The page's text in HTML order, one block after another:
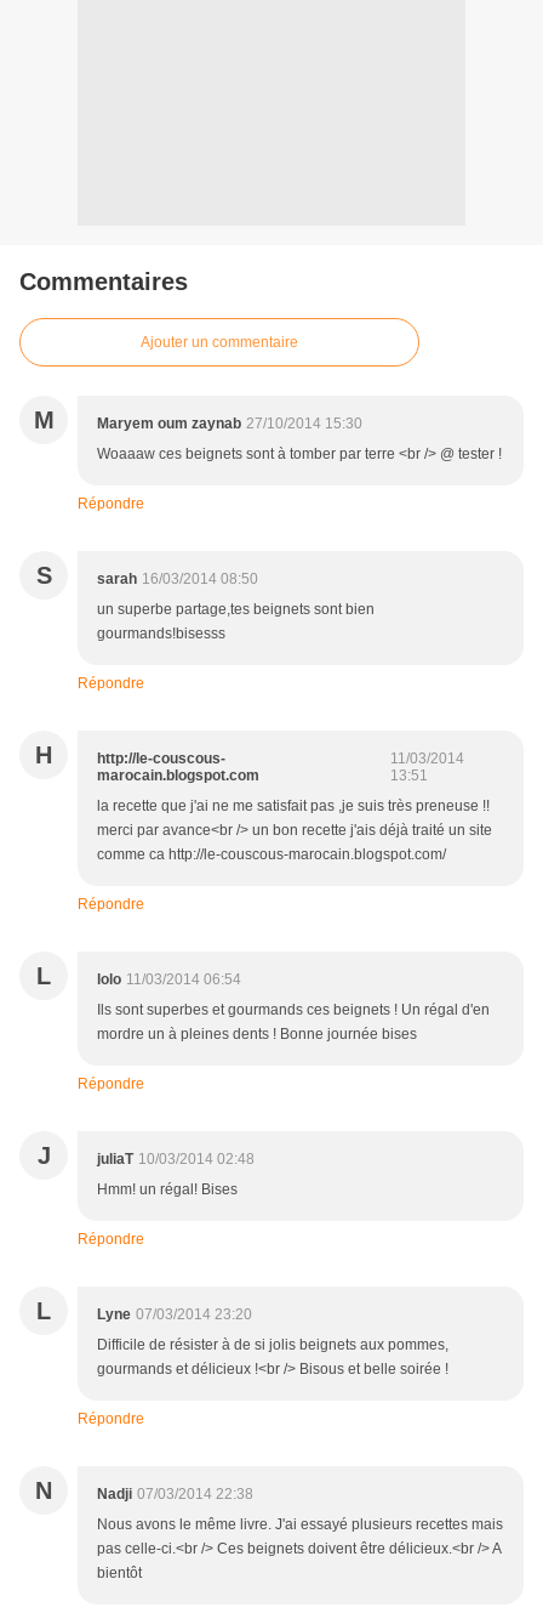
Commentaires
Ajouter un commentaire
M Maryem oum zaynab 27/10/2014 15:30
Woaaaw ces beignets sont à tomber par terre <br /> @ tester !
Répondre
S sarah 16/03/2014 08:50
un superbe partage,tes beignets sont bien
gourmands!bisesss
Répondre
H
http://le-couscous-
marocain.blogspot.com
11/03/2014
13:51
la recette que j'ai ne me satisfait pas ,je suis très preneuse !!
merci par avance<br /> un bon recette j'ais déjà traité un site
comme ca http://le-couscous-marocain.blogspot.com/
Répondre
L lolo 11/03/2014 06:54
Ils sont superbes et gourmands ces beignets ! Un régal d'en
mordre un à pleines dents ! Bonne journée bises
Répondre
J juliaT 10/03/2014 02:48
Hmm! un régal! Bises
Répondre
L Lyne 07/03/2014 23:20
Difficile de résister à de si jolis beignets aux pommes,
gourmands et délicieux !<br /> Bisous et belle soirée !
Répondre
N Nadji 07/03/2014 22:38
Nous avons le même livre. J'ai essayé plusieurs recettes mais
pas celle-ci.<br /> Ces beignets doivent être délicieux.<br /> A
bientôt